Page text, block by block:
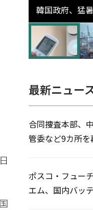
韓国政府、猛
高更新の可能
検
最新ニュー
合同捜査本部、
管委など9カ所を
ポスコ・フュー
エム、国内バッ